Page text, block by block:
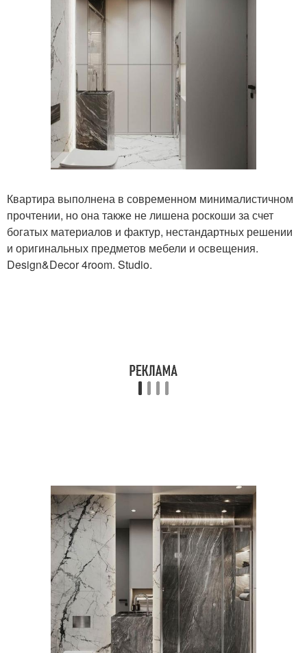
Квартира выполнена в современном минималистичном
прочтении, но она также не лишена роскоши за счет
богатых материалов и фактур, нестандартных решении
и оригинальных предметов мебели и освещения.
Design&Decor 4room. Studio.